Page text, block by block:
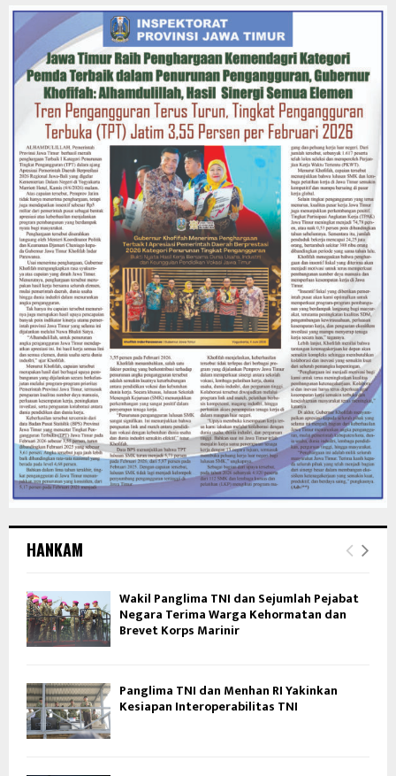
HANKAM
Wakil Panglima TNI dan Sejumlah Pejabat
Negara Terima Warga Kehormatan dan
Brevet Korps Marinir
Panglima TNI dan Menhan RI Yakinkan
Kesiapan Interoperabilitas TNI